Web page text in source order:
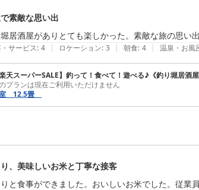
素敵な思い出
居酒屋がありとても楽しかった。素敵な旅の思い
サービス: 4 | ロケーション: 3 | 朝食: 4 | 温泉・お風
楽天スーパーSALE】釣って！食べて！遊べる♪《釣り堀居酒
プランは現在ご利用いただけません
12.5畳
、美味しいお米と丁寧な接客
と食事ができました。おいしいお米でした。従業